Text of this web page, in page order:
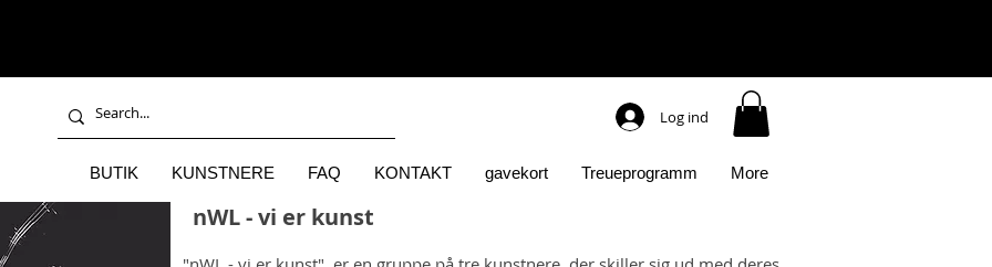
Log ind
BUTIK KUNSTNERE FAQ KONTAKT gavekort Treueprogramm More
nWL - vi er kunst